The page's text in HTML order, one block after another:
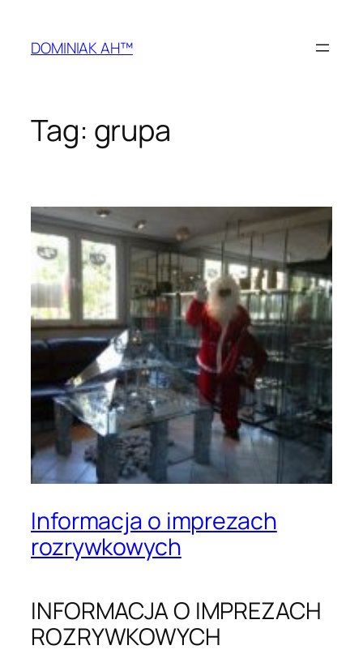
treściDOMINIAK AH™
Tag: grupa
Informacja o imprezach
rozrywkowych
INFORMACJA O IMPREZACH
ROZRYWKOWYCH